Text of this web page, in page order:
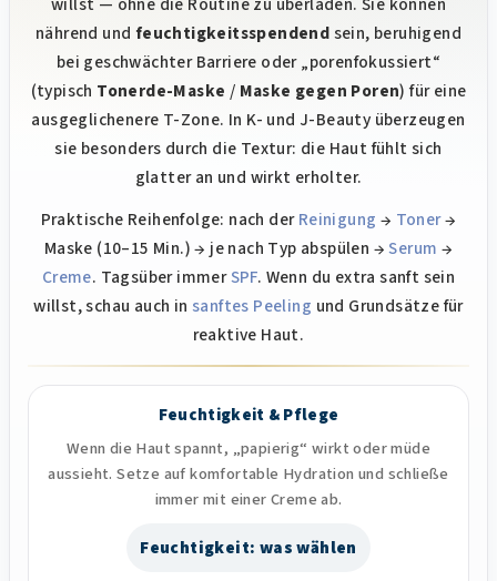
e
n
t
e
d
e
r
L
i
s
t
e
nährend und feuchtigkeitsspendendsein, beruhigend
bei geschwächter Barriere oder „porenfokussiert“
(typisch Tonerde-Maske / Maske gegen Poren) für eine
ausgeglichenere T-Zone. In K- und J-Beauty überzeugen
sie besonders durch die Textur: die Haut fühlt sich
glatter an und wirkt erholter.
Praktische Reihenfolge: nach derReinigung → Toner→
Maske (10–15 Min.) → je nach Typ abspülen →Serum →
Creme. Tagsüber immerSPF. Wenn du extra sanft sein
willst, schau auch insanftes Peeling und Grundsätze für
reaktive Haut.
Feuchtigkeit & Pflege
Wenn die Haut spannt, „papierig“ wirkt oder müde
aussieht. Setze auf komfortable Hydration und schließe
immer mit einer Creme ab.
Feuchtigkeit: was wählen